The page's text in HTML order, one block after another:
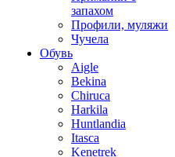
запахом
Профили, муляжи
Чучела
Обувь
Aigle
Bekina
Chiruсa
Harkila
Huntlandia
Itasca
Kenetrek